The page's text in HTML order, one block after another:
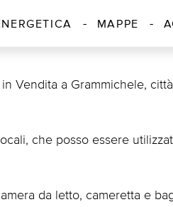
MAPPE
Vendita a Grammichele,
che posso essere
da letto, cameretta e